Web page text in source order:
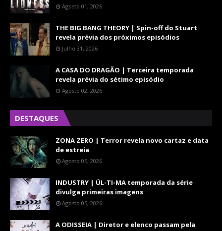
Agosto 01, 2026
THE BIG BANG THEORY | Spin-off do Stuart
revela prévia dos próximos episódios
Julho 31, 2026
A CASA DO DRAGÃO | Terceira temporada
revela prévia do sétimo episódio
Agosto 02, 2026
DESTAQUES
ZONA ZERO | Terror revela novo cartaz e data
de estreia
Agosto 05, 2026
INDUSTRY | ÚL-TI-MA temporada da série
divulga primeiras imagens
Agosto 05, 2026
A ODISSEIA | Diretor e elenco passam pela